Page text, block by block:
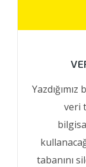
veri
tabanını